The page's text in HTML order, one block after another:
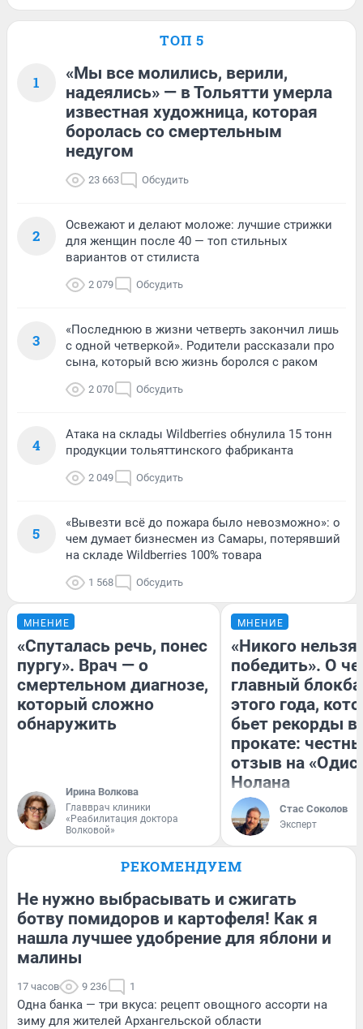
ТОП 5
1
«Мы все молились, верили,
надеялись» — в Тольятти умерла
известная художница, которая
боролась со смертельным
недугом
23 663 Обсудить
2
Освежают и делают моложе: лучшие стрижки
для женщин после 40 — топ стильных
вариантов от стилиста
2 079 Обсудить
3
«Последнюю в жизни четверть закончил лишь
с одной четверкой». Родители рассказали про
сына, который всю жизнь боролся с раком
2 070 Обсудить
4
Атака на склады Wildberries обнулила 15 тонн
продукции тольяттинского фабриканта
2 049 Обсудить
5
«Вывезти всё до пожара было невозможно»: о
чем думает бизнесмен из Самары, потерявший
на складе Wildberries 100% товара
1 568 Обсудить
МНЕНИЕ
«Спуталась речь, понес
пургу». Врач — о
смертельном диагнозе,
который сложно
обнаружить
Ирина Волкова
Главврач клиники
«Реабилитация доктора
Волковой»
МНЕНИЕ
«Никого нельзя
победить». О
главный
этого года,
бьет рекорды в
прокате:
отзыв на
Нолана
Стас Соколов
Эксперт
РЕКОМЕНДУЕМ
Не нужно выбрасывать и сжигать
ботву помидоров и картофеля! Как я
нашла лучшее удобрение для яблони и
малины
17 часов 9 236 1
Одна банка — три вкуса: рецепт овощного ассорти на
зиму для жителей Архангельской области